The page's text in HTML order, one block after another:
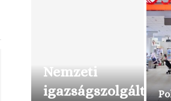
Nemzeti